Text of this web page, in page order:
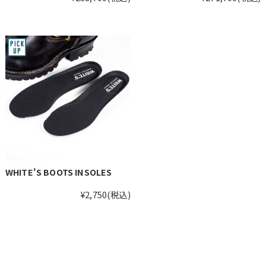
WHITE'S BOOTS INSOLES
¥2,750(税込)